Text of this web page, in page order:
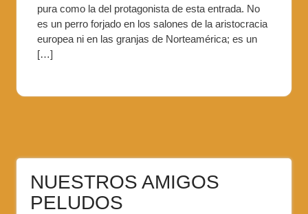
pura como la del protagonista de esta entrada. No
es un perro forjado en los salones de la aristocracia
europea ni en las granjas de Norteamérica; es un
[…]
NUESTROS AMIGOS
PELUDOS